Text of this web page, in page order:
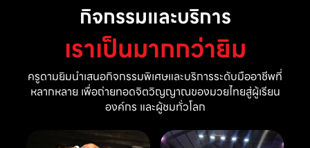
กิจกรรมและบริการ
เราเป็นมากกว่ายิม
ครูดามยิมนำเสนอกิจกรรมพิเศษและบริการระดับมืออาชีพที่
หลากหลาย เพื่อถ่ายทอดจิตวิญญาณของมวยไทยสู่ผู้เรียน
องค์กร และผู้ชมทั่วโลก